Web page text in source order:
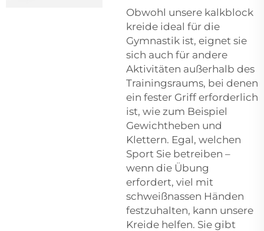
Obwohl unsere kalkblock
kreide ideal für die
Gymnastik ist, eignet sie
sich auch für andere
Aktivitäten außerhalb des
Trainingsraums, bei denen
ein fester Griff erforderlich
ist, wie zum Beispiel
Gewichtheben und
Klettern. Egal, welchen
Sport Sie betreiben –
wenn die Übung
erfordert, viel mit
schweißnassen Händen
festzuhalten, kann unsere
Kreide helfen. Sie gibt